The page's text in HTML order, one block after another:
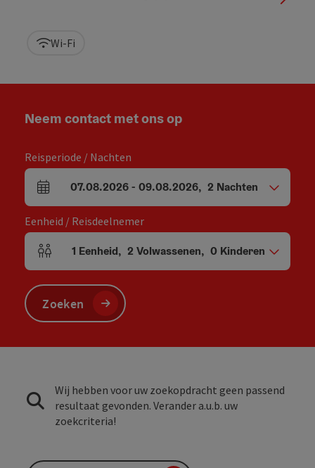
Wi-Fi
Neem contact met ons op
Reisperiode / Nachten
Velden voor aankomst en vertrek
07.08.2026- 09.08.2026, 2 Nachten
Eenheid / Reisdeelnemer
Aantal eenheden en persoonsvelden
1 Eenheid, 2 Volwassenen, 0 Kinderen
Zoeken
Wij hebben voor uw zoekopdracht geen passend
resultaat gevonden. Verander a.u.b. uw
zoekcriteria!